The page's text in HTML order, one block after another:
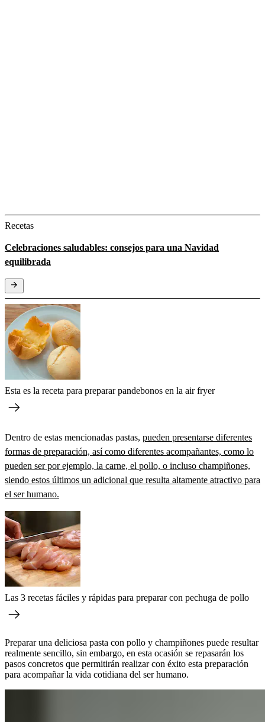
Recetas
Celebraciones saludables: consejos para una Navidad
equilibrada
Esta es la receta para preparar pandebonos en la air fryer
Dentro de estas mencionadas pastas, pueden presentarse diferentes
formas de preparación, así como diferentes acompañantes, como lo
pueden ser por ejemplo, la carne, el pollo, o incluso champiñones,
siendo estos últimos un adicional que resulta altamente atractivo para
el ser humano.
Las 3 recetas fáciles y rápidas para preparar con pechuga de pollo
Preparar una deliciosa pasta con pollo y champiñones puede resultar
realmente sencillo, sin embargo, en esta ocasión se repasarán los
pasos concretos que permitirán realizar con éxito esta preparación
para acompañar la vida cotidiana del ser humano.